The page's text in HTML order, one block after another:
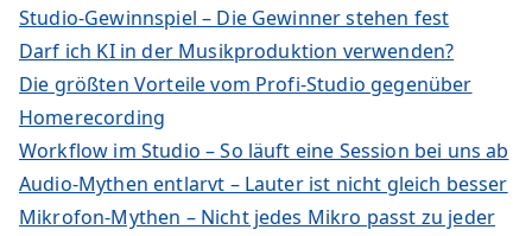
Studio-Gewinnspiel – Die Gewinner stehen fest
Darf ich KI in der Musikproduktion verwenden?
Die größten Vorteile vom Profi-Studio gegenüber
Homerecording
Workflow im Studio – So läuft eine Session bei uns ab
Audio-Mythen entlarvt – Lauter ist nicht gleich besser
Mikrofon-Mythen – Nicht jedes Mikro passt zu jeder